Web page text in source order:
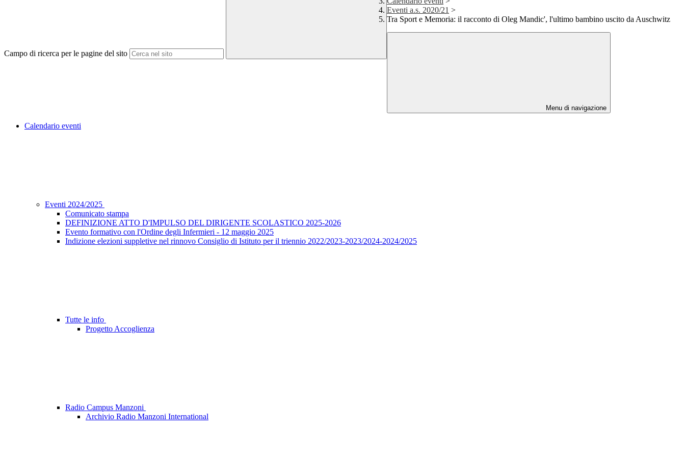
Campo di ricerca per le pagine del sito
Eventi a.s. 2020/21 >
Tra Sport e Memoria: il racconto di Oleg Mandic', l'ultimo bambino uscito da Auschwitz
Menu di navigazione
Calendario eventi
Eventi 2024/2025
Comunicato stampa
DEFINIZIONE ATTO D'IMPULSO DEL DIRIGENTE SCOLASTICO 2025-2026
Evento formativo con l'Ordine degli Infermieri - 12 maggio 2025
Indizione elezioni suppletive nel rinnovo Consiglio di Istituto per il triennio 2022/2023-2023/2024-2024/2025
Tutte le info
Progetto Accoglienza
Radio Campus Manzoni
Archivio Radio Manzoni International